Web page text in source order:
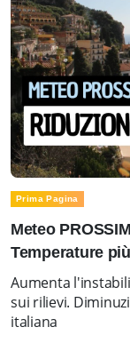
Prima Pagina
Meteo
Temperature
Aumenta
sui rilievi.
italiana